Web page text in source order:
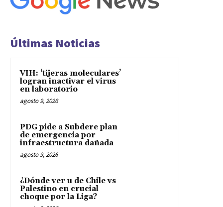
Últimas Noticias
VIH: ‘tijeras moleculares’
logran inactivar el virus
en laboratorio
agosto 9, 2026
PDG pide a Subdere plan
de emergencia por
infraestructura dañada
agosto 9, 2026
¿Dónde ver u de Chile vs
Palestino en crucial
choque por la Liga?